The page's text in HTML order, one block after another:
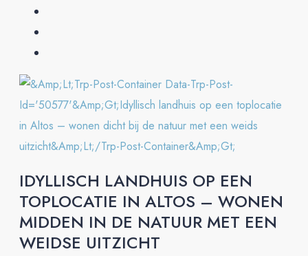
IDYLLISCH LANDHUIS OP EEN
TOPLOCATIE IN ALTOS – WONEN
MIDDEN IN DE NATUUR MET EEN
WEIDSE UITZICHT